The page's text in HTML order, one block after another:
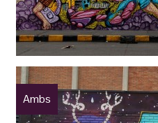
Ambs